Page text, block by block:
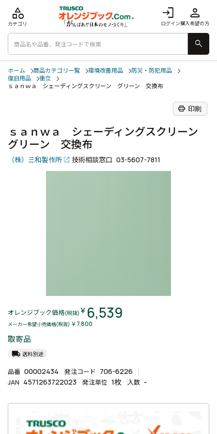
login
ログイン
person
購入希望の方
category
カテゴリ
search
ホーム 商品カテゴリ一覧 環境改善用品
防災・防犯用品
復旧用品
衝立
ｓａｎｗａ シェーディングスクリーン グリーン 交換布
print 印刷
ｓａｎｗａ シェーディングスクリーン
グリーン 交換布
（株）三和製作所 技術相談窓口 03-5607-7811
オレンジブック価格(税抜) ￥ 6,539
メーカー希望小売価格(税抜) ￥7,800
取寄品
local_shipping 送料別途
品番 00002434 発注コード 706-6226
JAN 4571263722023 発注単位 1枚 入数 -